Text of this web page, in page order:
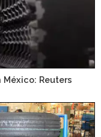
Reuters